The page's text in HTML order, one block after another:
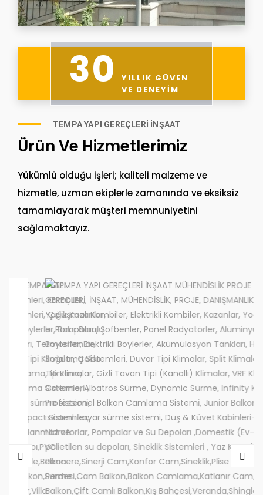
30
YILLIK GÜVEN
VE DENEYIM
TEMPA YAPI GEREÇLERI İNŞAAT
Ürün Ve Hizmetlerimiz
Yükümlü olduğu işleri; kaliteli malzeme ve
hizmetle, uzman ekiplerle zamanında ve eksiksiz
tamamlayarak müşteri memnuniyetini
sağlamaktayız.